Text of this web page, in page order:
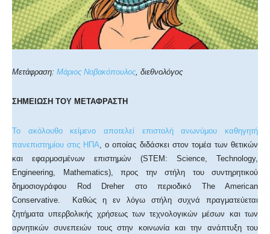
Μετάφραση: Μάριος Νοβακόπουλος , διεθνολόγος
ΣΗΜΕΙΩΣΗ ΤΟΥ ΜΕΤΑΦΡΑΣΤΗ
Το ακόλουθο κείμενο αποτελεί επιστολή ανωνύμου καθηγητή
πανεπιστημίου στις ΗΠΑ , ο οποίας διδάσκει στον τομέα των θετικών
και εφαρμοσμένων επιστημών (STEM: Science, Technology,
Engineering, Mathematics), προς την στήλη του συντηρητικού
δημοσιογράφου Rod Dreher στο περιοδικό The American
Conservative. Καθώς η εν λόγω στήλη συχνά πραγματεύεται
ζητήματα υπερβολικής χρήσεως των τεχνολογικών μέσων και των
αρνητικών συνεπειών τους στην κοινωνία και την ανάπτυξη του